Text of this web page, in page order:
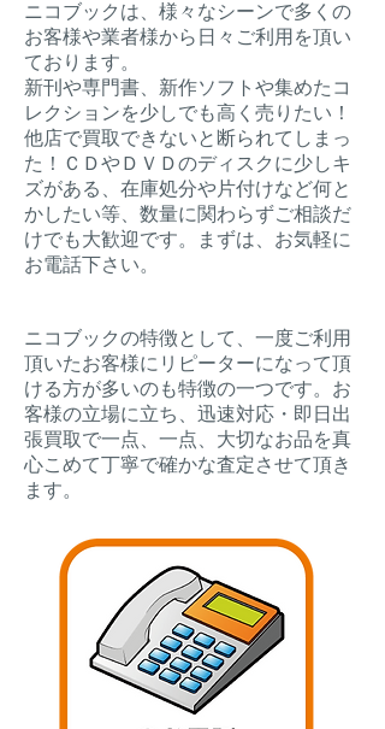
ニコブックは、様々なシーンで多くの
お客様や業者様から日々ご利用を頂い
ております。
新刊や専門書、新作ソフトや集めたコ
レクションを少しでも高く売りたい！
他店で買取できないと断られてしまっ
た！ＣＤやＤＶＤのディスクに少しキ
ズがある、在庫処分や片付けなど何と
かしたい等、数量に関わらずご相談だ
けでも大歓迎です。まずは、お気軽に
お電話下さい。
ニコブックの特徴として、一度ご利用
頂いたお客様にリピーターになって頂
ける方が多いのも特徴の一つです。お
客様の立場に立ち、迅速対応・即日出
張買取で一点、一点、大切なお品を真
心こめて丁寧で確かな査定させて頂き
ます。